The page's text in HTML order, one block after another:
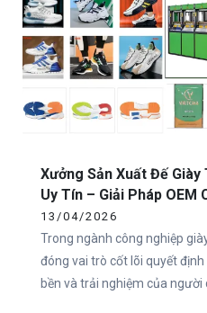
Xưởng Sản Xuất Đế Giày
Uy Tín – Giải Pháp OEM
Nghiệp Tại Việt Nam
13/04/2026
Trong ngành công nghiệp
đóng vai trò cốt lõi quyết
bền và trải nghiệm của người